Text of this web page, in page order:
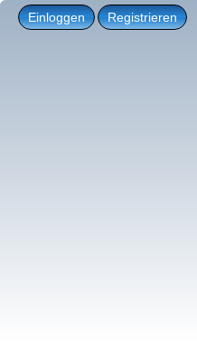
Einloggen Registrieren